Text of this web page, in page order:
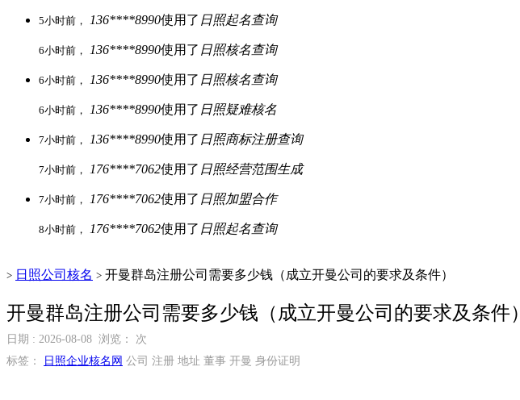
5小时前， 136****8990使用了 日照起名查询
6小时前， 136****8990使用了 日照核名查询
6小时前， 136****8990使用了 日照核名查询
6小时前， 136****8990使用了 日照疑难核名
7小时前， 136****8990使用了 日照商标注册查询
7小时前， 176****7062使用了 日照经营范围生成
7小时前， 176****7062使用了 日照加盟合作
8小时前， 176****7062使用了 日照起名查询
> 日照公司核名 > 开曼群岛注册公司需要多少钱（成立开曼公司的要求及条件）
开曼群岛注册公司需要多少钱（成立开曼公司的要求及条件）
日期 : 2026-08-08 浏览：
次
标签：
日照企业核名网 公司 注册 地址 董事 开曼 身份证明